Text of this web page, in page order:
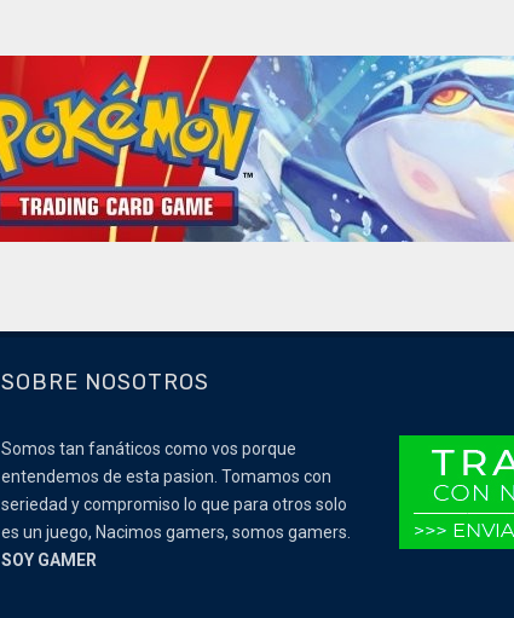
SOBRE NOSOTROS
Somos tan fanáticos como vos porque
entendemos de esta pasion. Tomamos con
seriedad y compromiso lo que para otros solo
es un juego, Nacimos gamers, somos gamers.
SOY GAMER